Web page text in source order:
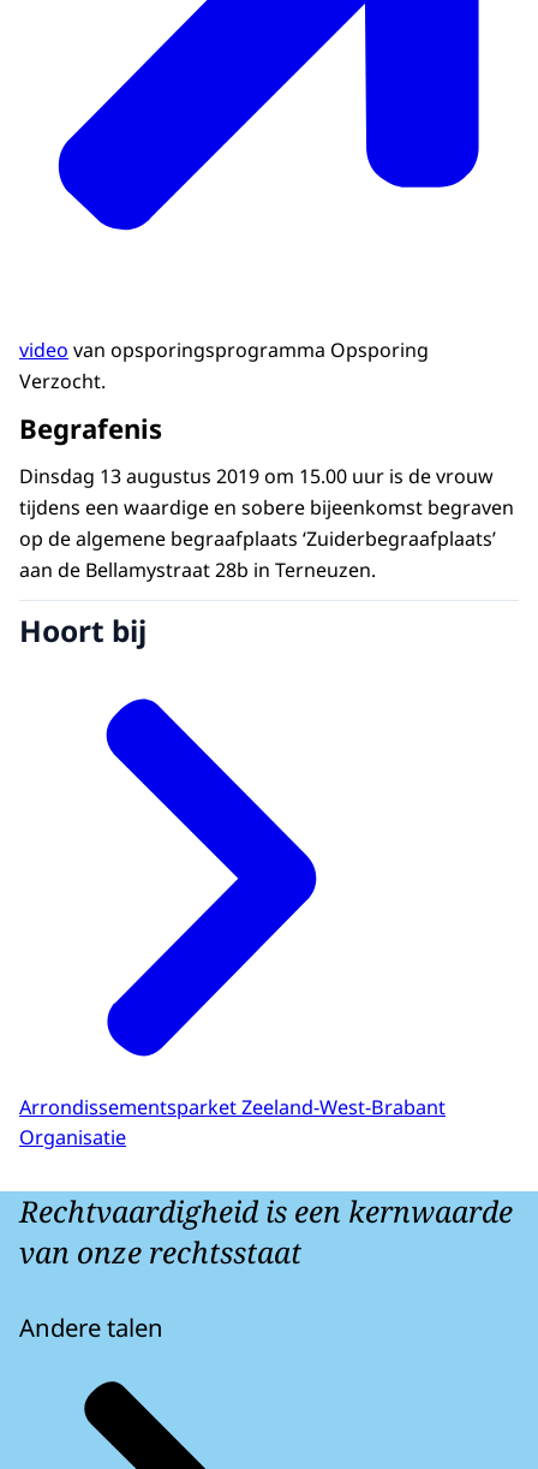
video van opsporingsprogramma Opsporing
Verzocht.
Begrafenis
Dinsdag 13 augustus 2019 om 15.00 uur is de vrouw
tijdens een waardige en sobere bijeenkomst begraven
op de algemene begraafplaats ‘Zuiderbegraafplaats’
aan de Bellamystraat 28b in Terneuzen.
Hoort bij
Arrondissementsparket Zeeland-West-Brabant
Organisatie
Rechtvaardigheid is een kernwaarde
van onze rechtsstaat
Andere talen